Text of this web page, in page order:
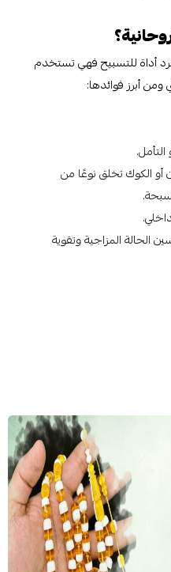
أداة للتسبيح فهي تستخدم
ومن أبرز فوائدها:
أو الكوك تخلق نوعًا من
الحالة المزاجية وتقوية